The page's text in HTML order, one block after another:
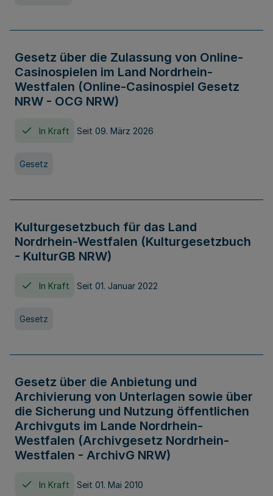
Gesetz über die Zulassung von Online-
Casinospielen im Land Nordrhein-
Westfalen (Online-Casinospiel Gesetz
NRW - OCG NRW)
In Kraft Seit 09. März 2026
Gesetz
Kulturgesetzbuch für das Land
Nordrhein-Westfalen (Kulturgesetzbuch
- KulturGB NRW)
In Kraft Seit 01. Januar 2022
Gesetz
Gesetz über die Anbietung und
Archivierung von Unterlagen sowie über
die Sicherung und Nutzung öffentlichen
Archivguts im Lande Nordrhein-
Westfalen (Archivgesetz Nordrhein-
Westfalen - ArchivG NRW)
In Kraft Seit 01. Mai 2010